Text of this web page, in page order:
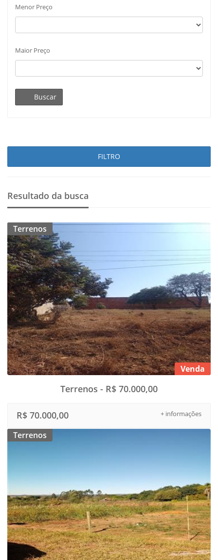
Menor Preço
Maior Preço
Buscar
FILTRO
Resultado da busca
Terrenos
Venda
Terrenos - R$ 70.000,00
+ informações
R$ 70.000,00
Terrenos